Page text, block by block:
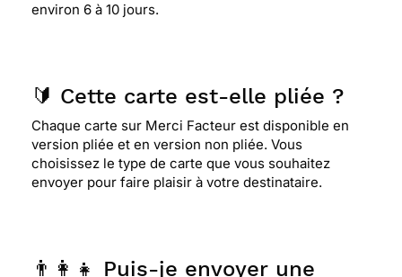
environ 6 à 10 jours.
🔰 Cette carte est-elle pliée ?
Chaque carte sur Merci Facteur est disponible en
version pliée et en version non pliée. Vous
choisissez le type de carte que vous souhaitez
envoyer pour faire plaisir à votre destinataire.
👨‍👩‍👧 Puis-je envoyer une